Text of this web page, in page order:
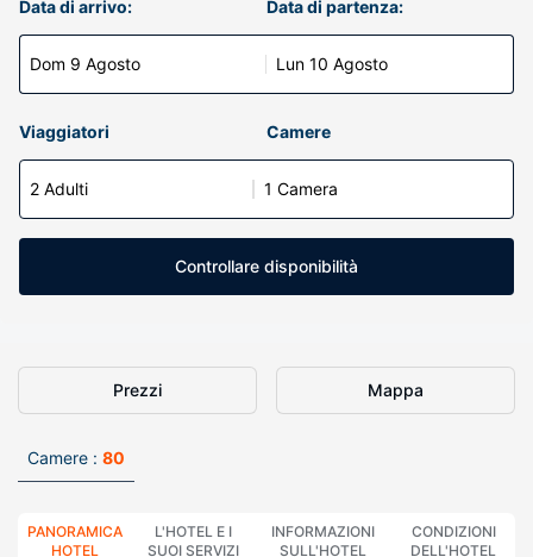
Data di arrivo:
Dom 9 Agosto
Data di partenza:
Lun 10 Agosto
Viaggiatori Camere
2 Adulti 1 Camera
Controllare disponibilità
Prezzi Mappa
Camere : 80
PANORAMICA
HOTEL
L'HOTEL E I
SUOI SERVIZI
INFORMAZIONI
SULL'HOTEL
CONDIZIONI
DELL'HOTEL